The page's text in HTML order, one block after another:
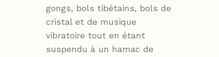
gongs, bols tibétains, bols de
cristal et de musique
vibratoire tout en étant
suspendu à un hamac de